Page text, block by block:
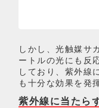
しかし、光触媒サ
ートルの光にも反
しており、紫外線
も十分な効果を発
紫外線に当たら